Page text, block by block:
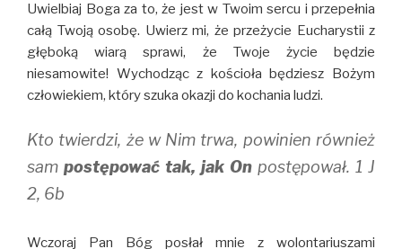
Uwielbiaj Boga za to, że jest w Twoim sercu i przepełnia
całą Twoją osobę. Uwierz mi, że przeżycie Eucharystii z
głęboką wiarą sprawi, że Twoje życie będzie
niesamowite! Wychodząc z kościoła będziesz Bożym
człowiekiem, który szuka okazji do kochania ludzi.
Kto twierdzi, że w Nim trwa, powinien również
sam postępować tak, jak On postępował. 1 J
2, 6b
Wczoraj Pan Bóg posłał mnie z wolontariuszami